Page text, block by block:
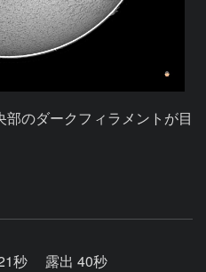
のダークフィラメントが目
秒
露出 40秒